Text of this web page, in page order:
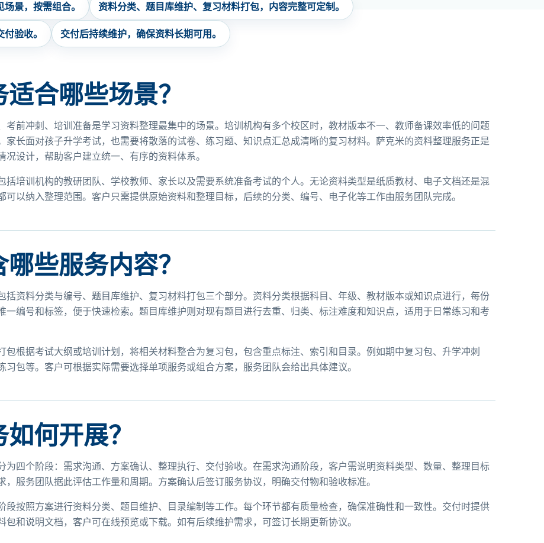
景，按需组合。 资料分类、题目库维护、复习材料打包，内容完整可定制。
验收。 交付后持续维护，确保资料长期可用。
适合哪些场景？
考前冲刺、培训准备是学习资料整理最集中的场景。培训机构有多个校区时，教材版本不一、教师备课效率低的问题
家长面对孩子升学考试，也需要将散落的试卷、练习题、知识点汇总成清晰的复习材料。萨克米的资料整理服务正是
况设计，帮助客户建立统一、有序的资料体系。
括培训机构的教研团队、学校教师、家长以及需要系统准备考试的个人。无论资料类型是纸质教材、电子文档还是混
可以纳入整理范围。客户只需提供原始资料和整理目标，后续的分类、编号、电子化等工作由服务团队完成。
些服务内容？
括资料分类与编号、题目库维护、复习材料打包三个部分。资料分类根据科目、年级、教材版本或知识点进行，每份
一编号和标签，便于快速检索。题目库维护则对现有题目进行去重、归类、标注难度和知识点，适用于日常练习和考
包根据考试大纲或培训计划，将相关材料整合为复习包，包含重点标注、索引和目录。例如期中复习包、升学冲刺
习包等。客户可根据实际需要选择单项服务或组合方案，服务团队会给出具体建议。
何开展？
为四个阶段：需求沟通、方案确认、整理执行、交付验收。在需求沟通阶段，客户需说明资料类型、数量、整理目标
，服务团队据此评估工作量和周期。方案确认后签订服务协议，明确交付物和验收标准。
段按照方案进行资料分类、题目维护、目录编制等工作。每个环节都有质量检查，确保准确性和一致性。交付时提供
包和说明文档，客户可在线预览或下载。如有后续维护需求，可签订长期更新协议。